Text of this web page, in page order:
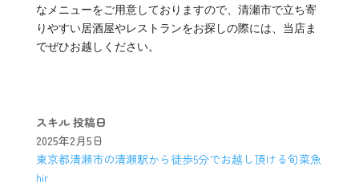
なメニューをご用意しておりますので、清瀬市で立ち寄
りやすい居酒屋やレストランをお探しの際には、当店ま
でぜひお越しください。
スキル 投稿日
2025年2月5日
東京都清瀬市の清瀬駅から徒歩5分でお越し頂ける旬菜魚
hir